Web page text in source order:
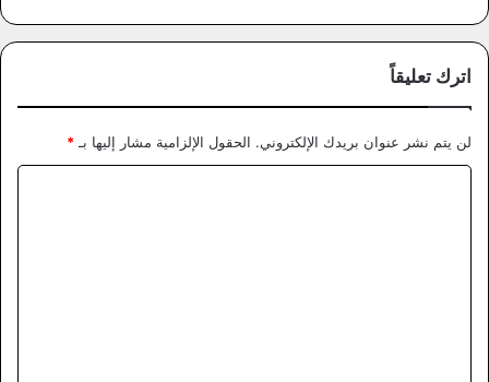
اترك تعليقاً
لن يتم نشر عنوان بريدك الإلكتروني. الحقول الإلزامية مشار إليها بـ *